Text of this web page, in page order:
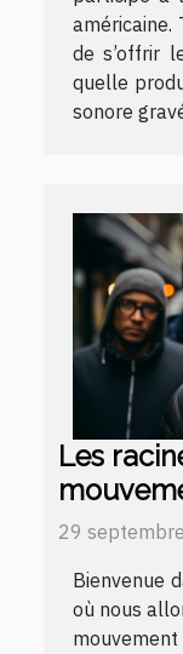
américaine.
de s’offrir
quelle
sonore
Les
29
Bienvenue
où nous